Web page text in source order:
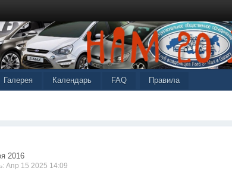
FAQ Правила
Галерея Календарь
2016
Апр 15 2025 14:09